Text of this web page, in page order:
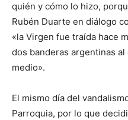
quién y cómo lo hizo,
Rubén Duarte en diálogo
«la Virgen fue traída hace
dos banderas argentinas
medio».
El mismo día del
Parroquia, por lo que